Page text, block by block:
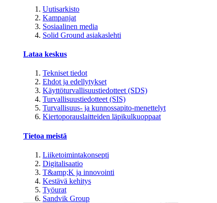
Uutisarkisto
Kampanjat
Sosiaalinen media
Solid Ground asiakaslehti
Lataa keskus
Tekniset tiedot
Ehdot ja edellytykset
Käyttöturvallisuustiedotteet (SDS)
Turvallisuustiedotteet (SIS)
Turvallisuus- ja kunnossapito-menettelyt
Kiertoporauslaitteiden läpikulkuoppaat
Tietoa meistä
Liiketoimintakonsepti
Digitalisaatio
T&amp;K ja innovointi
Kestävä kehitys
Työurat
Sandvik Group